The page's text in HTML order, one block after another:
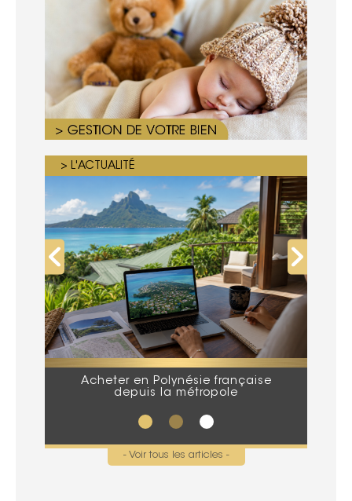
> L'ACTUALITÉ
Acheter en Polynésie française
depuis la métropole
- Voir tous les articles -